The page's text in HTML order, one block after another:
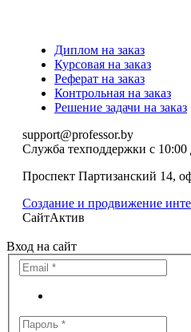
Диплом на заказ
Курсовая на заказ
Реферат на заказ
Контрольная на заказ
Решение задачи на заказ
support@professor.by
Служба техподдержки с 10:00
Проспект Партизанский 14,
Создание и продвижение
СайтАктив
Вход на сайт